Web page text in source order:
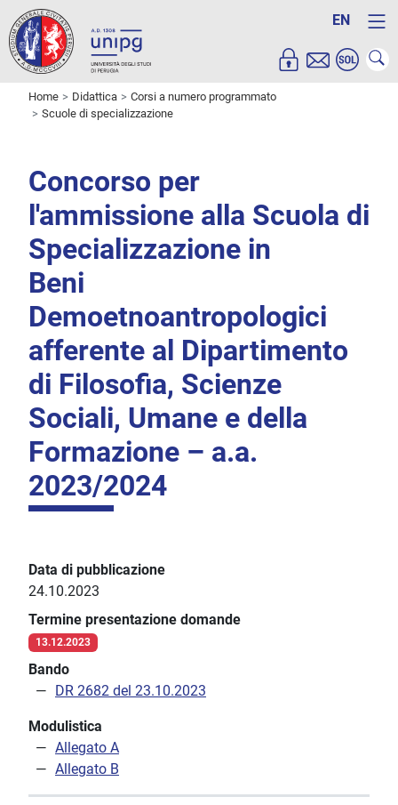
EN
Home Didattica
Corsi a numero programmato
Scuole di specializzazione
Concorso per
l'ammissione alla Scuola di
Specializzazione in
Beni
Demoetnoantropologici
afferente al Dipartimento
di Filosofia, Scienze
Sociali, Umane e della
Formazione – a.a.
2023/2024
Data di pubblicazione
24.10.2023
Termine presentazione domande
13.12.2023
Bando
DR 2682 del 23.10.2023
Modulistica
Allegato A
Allegato B